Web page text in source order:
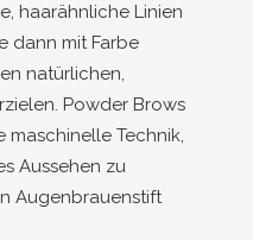
haarähnliche Linien
dann mit Farbe
natürlichen,
Powder Brows
Technik,
Aussehen zu
Augenbrauenstift